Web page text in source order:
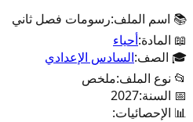
📚 اسم الملف:رسومات فصل ثاني
📖 المادة:أحياء
🎓 الصف:السادس الإعدادي
📂 نوع الملف:ملخص
📅 السنة:2027
📊 الإحصائيات: